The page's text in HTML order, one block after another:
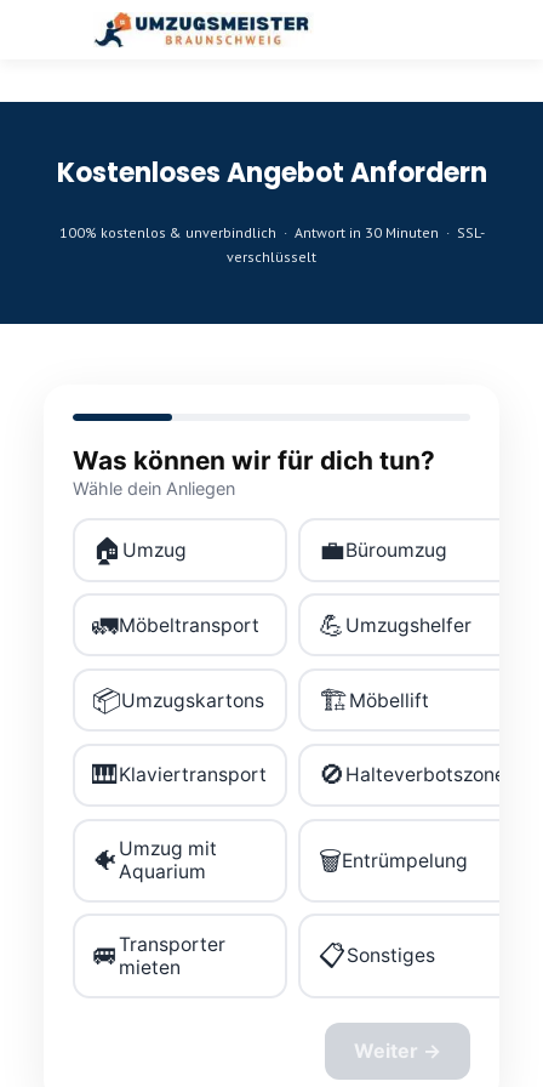
Kostenloses Angebot Anfordern
100% kostenlos & unverbindlich · Antwort in 30 Minuten · SSL-
verschlüsselt